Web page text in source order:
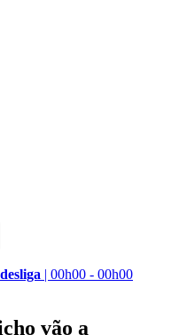
| 00h00 - 00h00
vão a